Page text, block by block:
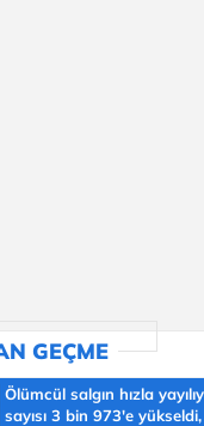
Ölümcül salgın hızla
sayısı 3 bin 973'e